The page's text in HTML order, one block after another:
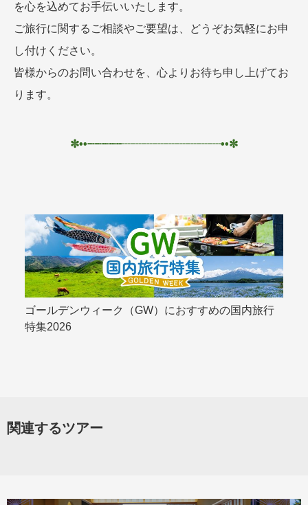
を心を込めてお手伝いいたします。
ご旅行に関するご相談やご要望は、どうぞお気軽にお申
し付けください。
皆様からのお問い合わせを、心よりお待ち申し上げてお
ります。
✼••┈┈┈┈┈┈┈┈┈┈┈┈┈┈••✼
ゴールデンウィーク（GW）におすすめの国内旅行
特集2026
関連するツアー